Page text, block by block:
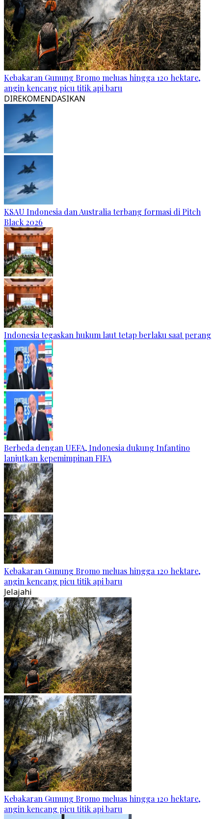
Kebakaran Gunung Bromo meluas hingga 120 hektare,
angin kencang picu titik api baru
DIREKOMENDASIKAN
KSAU Indonesia dan Australia terbang formasi di Pitch
Black 2026
Indonesia tegaskan hukum laut tetap berlaku saat perang
Berbeda dengan UEFA, Indonesia dukung Infantino
lanjutkan kepemimpinan FIFA
Kebakaran Gunung Bromo meluas hingga 120 hektare,
angin kencang picu titik api baru
Jelajahi
Kebakaran Gunung Bromo meluas hingga 120 hektare,
angin kencang picu titik api baru